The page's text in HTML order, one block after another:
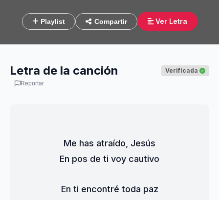
Playlist Compartir Ver Letra
Letra de la canción Verificada
Reportar
Me has atraído, Jesús
En pos de ti voy cautivo
En ti encontré toda paz